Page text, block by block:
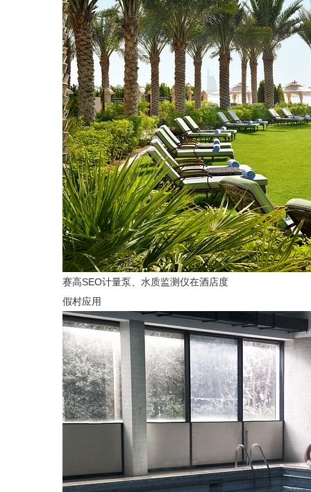
赛高SEO计量泵、水质监测仪在酒店度
假村应用